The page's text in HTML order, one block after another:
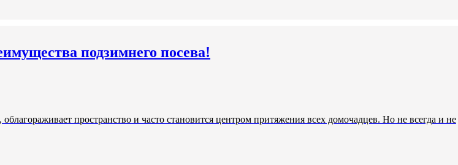
подзимнего посева!
пространство и часто становится центром притяжения всех домочадцев. Но не всегда и не